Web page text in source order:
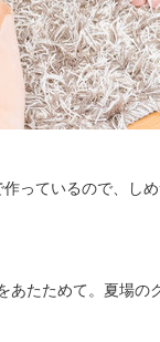
っているので、し
あたためて。夏場の